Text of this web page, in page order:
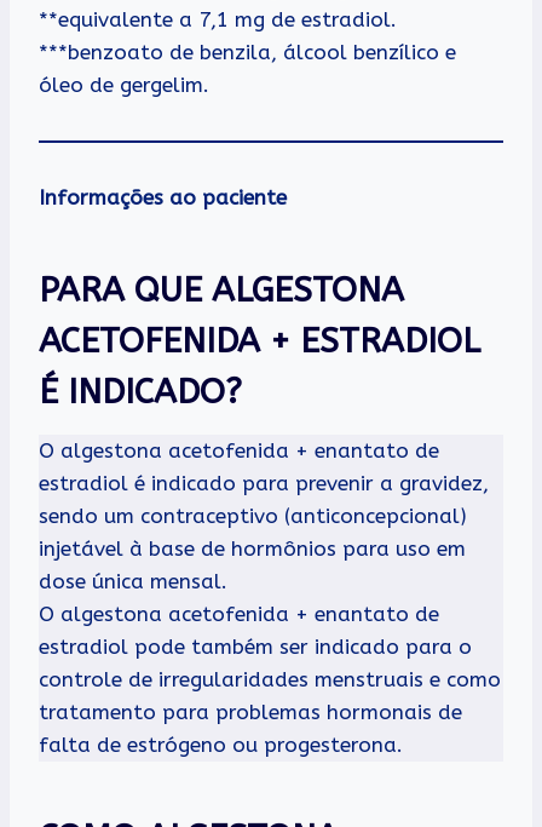
**equivalente a 7,1 mg de estradiol.
***benzoato de benzila, álcool benzílico e
óleo de gergelim.
Informações ao paciente
PARA QUE ALGESTONA
ACETOFENIDA + ESTRADIOL
É INDICADO?
O algestona acetofenida + enantato de
estradiol é indicado para prevenir a gravidez,
sendo um contraceptivo (anticoncepcional)
injetável à base de hormônios para uso em
dose única mensal.
O algestona acetofenida + enantato de
estradiol pode também ser indicado para o
controle de irregularidades menstruais e como
tratamento para problemas hormonais de
falta de estrógeno ou progesterona.